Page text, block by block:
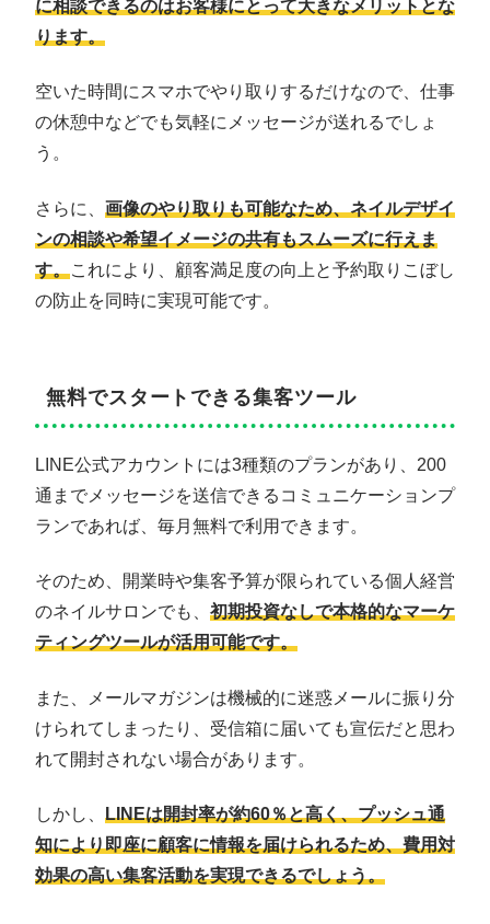
に相談できるのはお客様にとって大きなメリットとな
ります。
空いた時間にスマホでやり取りするだけなので、仕事
の休憩中などでも気軽にメッセージが送れるでしょ
う。
さらに、 画像のやり取りも可能なため、ネイルデザイ
ンの相談や希望イメージの共有もスムーズに行えま
す。これにより、顧客満足度の向上と予約取りこぼし
の防止を同時に実現可能です。
無料でスタートできる集客ツール
LINE公式アカウントには3種類のプランがあり、200
通までメッセージを送信できるコミュニケーションプ
ランであれば、毎月無料で利用できます。
そのため、開業時や集客予算が限られている個人経営
のネイルサロンでも、 初期投資なしで本格的なマーケ
ティングツールが活用可能です。
また、メールマガジンは機械的に迷惑メールに振り分
けられてしまったり、受信箱に届いても宣伝だと思わ
れて開封されない場合があります。
しかし、 LINEは開封率が約60％と高く、プッシュ通
知により即座に顧客に情報を届けられるため、費用対
効果の高い集客活動を実現できるでしょう。